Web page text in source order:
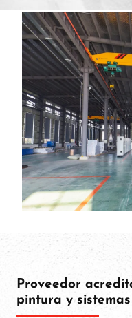
Proveedor
pintura y